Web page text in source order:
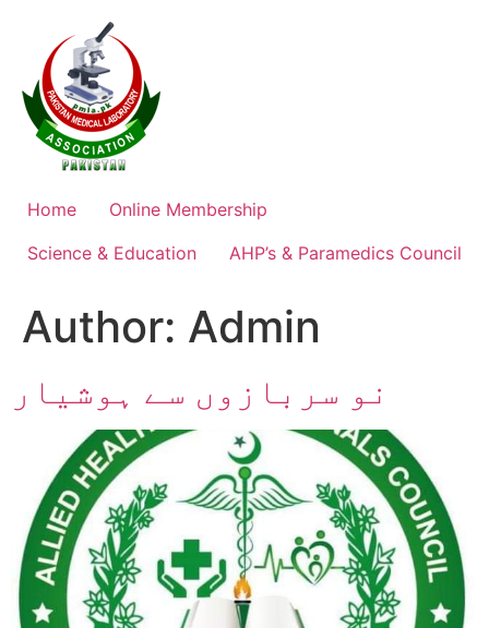
content
Home
Online Membership
Science & Education
AHP’s & Paramedics Council
Author: Admin
نو سربازوں سے ہوشیار